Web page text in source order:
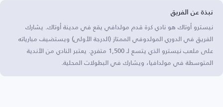
نبذة عن الفريق
نيسترو أوتاك هو نادي كرة قدم مولدافي يقع في مدينة أوتاك. يشارك
الفريق في الدوري المولدوفي الممتاز (الدرجة الأولى) ويستضيف مبارياته
على ملعب نيسترو الذي يتسع لـ 1,500 متفرج. يعتبر النادي من الأندية
المتوسطة في مولدافيا، ويشارك في البطولات المحلية.